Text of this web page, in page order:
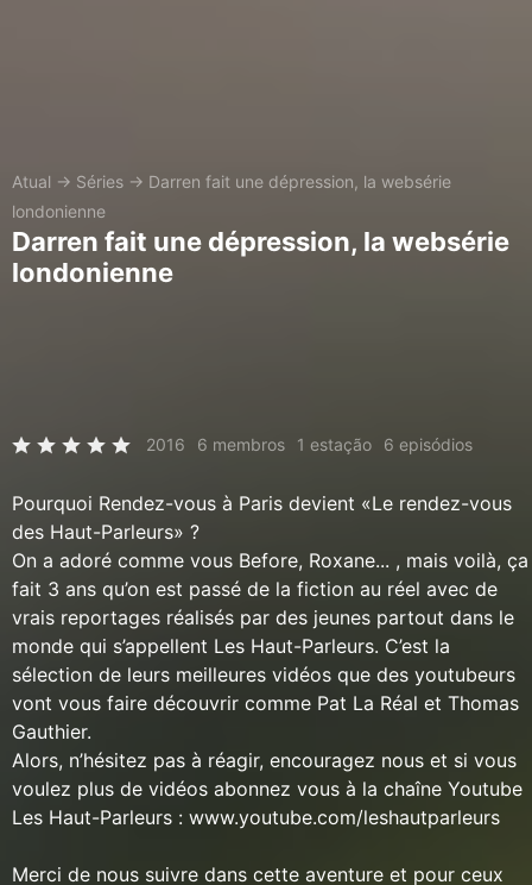
Atual → Séries → Darren fait une dépression, la websérie
londonienne
Darren fait une dépression, la websérie
londonienne
2016 6 membros 1 estação 6 episódios
Pourquoi Rendez-vous à Paris devient «Le rendez-vous
des Haut-Parleurs» ?
On a adoré comme vous Before, Roxane... , mais voilà, ça
fait 3 ans qu’on est passé de la fiction au réel avec de
vrais reportages réalisés par des jeunes partout dans le
monde qui s’appellent Les Haut-Parleurs. C’est la
sélection de leurs meilleures vidéos que des youtubeurs
vont vous faire découvrir comme Pat La Réal et Thomas
Gauthier.
Alors, n’hésitez pas à réagir, encouragez nous et si vous
voulez plus de vidéos abonnez vous à la chaîne Youtube
Les Haut-Parleurs : www.youtube.com/leshautparleurs
Merci de nous suivre dans cette aventure et pour ceux